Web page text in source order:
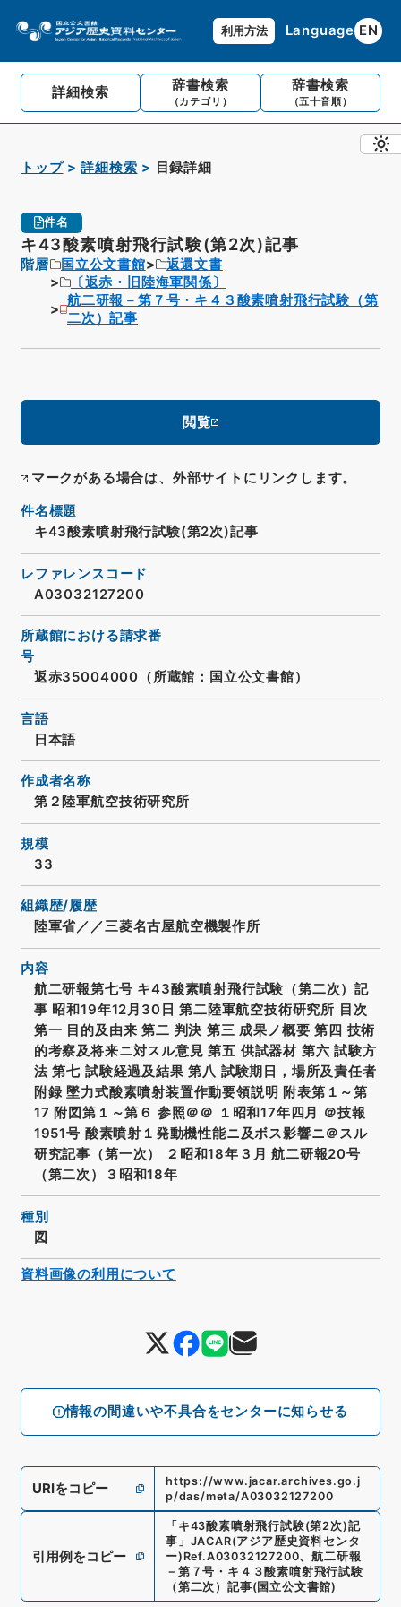
利用方法 Language EN
詳細検索 辞書検索
（カテゴリ）
辞書検索
（五十音順）
トップ 詳細検索 目録詳細
件名
キ43酸素噴射飛行試験(第2次)記事
階層 国立公文書館
返還文書
〔返赤・旧陸海軍関係〕
航二研報－第７号・キ４３酸素噴射飛行試験（第
二次）記事
閲覧
マークがある場合は、外部サイトにリンクします。
情報の間違いや不具合をセンターに知らせる
件名標題
キ43酸素噴射飛行試験(第2次)記事
レファレンスコード
A03032127200
所蔵館における請求番
号
返赤35004000（所蔵館：国立公文書館）
言語
日本語
作成者名称
第２陸軍航空技術研究所
規模
33
組織歴/履歴
陸軍省／／三菱名古屋航空機製作所
内容
航二研報第七号 キ43酸素噴射飛行試験（第二次）記
事 昭和19年12月30日 第二陸軍航空技術研究所 目次
第一 目的及由来 第二 判決 第三 成果ノ概要 第四 技術
的考察及将来ニ対スル意見 第五 供試器材 第六 試験方
法 第七 試験経過及結果 第八 試験期日，場所及責任者
附録 墜力式酸素噴射装置作動要領説明 附表第１～第
17 附図第１～第６ 参照＠＠ １昭和17年四月 ＠技報
1951号 酸素噴射１発動機性能ニ及ボス影響ニ＠スル
研究記事（第一次） ２昭和18年３月 航二研報20号
（第二次）３昭和18年
種別
図
URIをコピー
https://www.jacar.archives.go.j
p/das/meta/A03032127200
引用例をコピー
「 キ43酸素噴射飛行試験(第2次)記
事 」 JACAR(アジア歴史資料センタ
ー) Ref.A03032127200、航二研報
－第７号・キ４３酸素噴射飛行試験
（第二次）記事(国立公文書館)
資料画像の利用について